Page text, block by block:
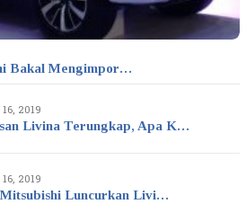
Bakal Mengimpor…
2019
Livina Terungkap, Apa K…
2019
Mitsubishi Luncurkan Livi…